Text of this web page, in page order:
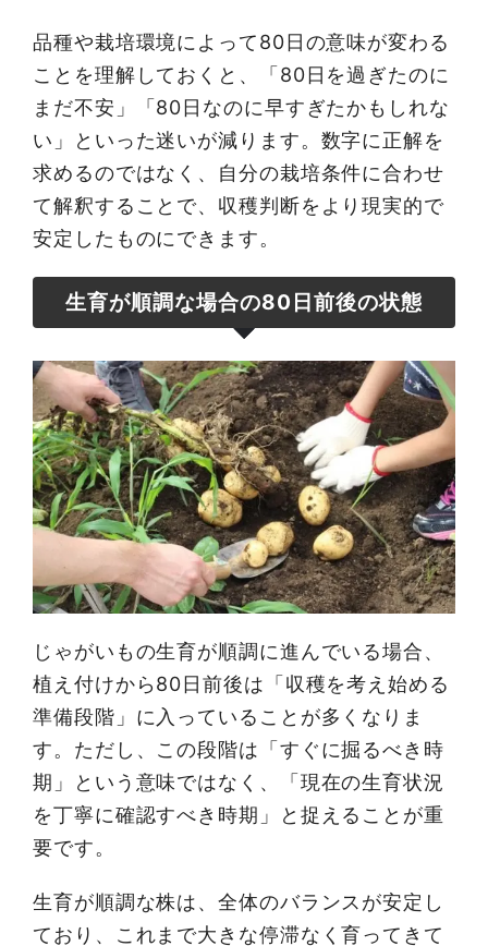
品種や栽培環境によって80日の意味が変わる
ことを理解しておくと、「80日を過ぎたのに
まだ不安」「80日なのに早すぎたかもしれな
い」といった迷いが減ります。数字に正解を
求めるのではなく、自分の栽培条件に合わせ
て解釈することで、収穫判断をより現実的で
安定したものにできます。
生育が順調な場合の80日前後の状態
じゃがいもの生育が順調に進んでいる場合、
植え付けから80日前後は「収穫を考え始める
準備段階」に入っていることが多くなりま
す。ただし、この段階は「すぐに掘るべき時
期」という意味ではなく、「現在の生育状況
を丁寧に確認すべき時期」と捉えることが重
要です。
生育が順調な株は、全体のバランスが安定し
ており、これまで大きな停滞なく育ってきて